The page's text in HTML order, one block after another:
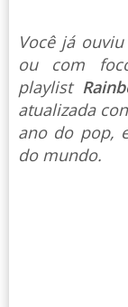
Você já
ou com
playlist
atualizada
ano do pop,
do mundo.